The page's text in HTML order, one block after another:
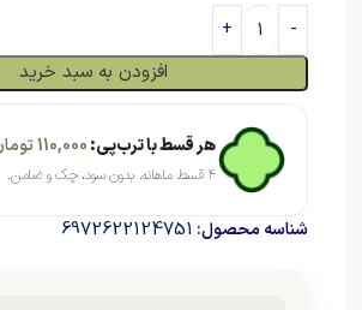
افزودن به سبد خرید
هر قسط با ترب‌پی:110,000
۴ قسط ماهانه. بدون سود، چک و ضامن.
شناسه محصول: 6972622124751